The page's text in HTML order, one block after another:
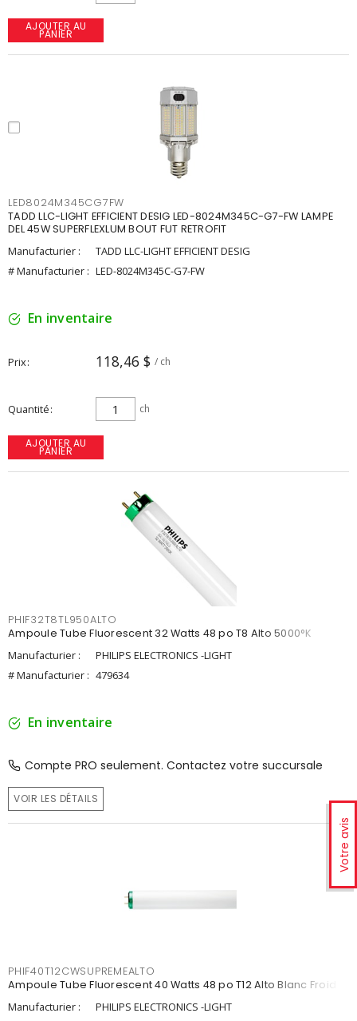
Votre avis
AJOUTER AU
PANIER
LED8024M345CG7FW
TADD LLC-LIGHT EFFICIENT DESIG LED-8024M345C-G7-FW LAMPE
DEL 45W SUPERFLEXLUM BOUT FUT RETROFIT
Manufacturier :
TADD LLC-LIGHT EFFICIENT DESIG
# Manufacturier : LED-8024M345C-G7-FW
En inventaire
Prix 118,46 $ / ch
Quantité ch
AJOUTER AU
PANIER
PHIF32T8TL950ALTO
Ampoule Tube Fluorescent 32 Watts 48 po T8 Alto 5000°K
Manufacturier :
PHILIPS ELECTRONICS -LIGHT
# Manufacturier : 479634
En inventaire
Compte PRO seulement. Contactez votre succursale
VOIR LES DÉTAILS
PHIF40T12CWSUPREMEALTO
Ampoule Tube Fluorescent 40 Watts 48 po T12 Alto Blanc Froid
Manufacturier :
PHILIPS ELECTRONICS -LIGHT